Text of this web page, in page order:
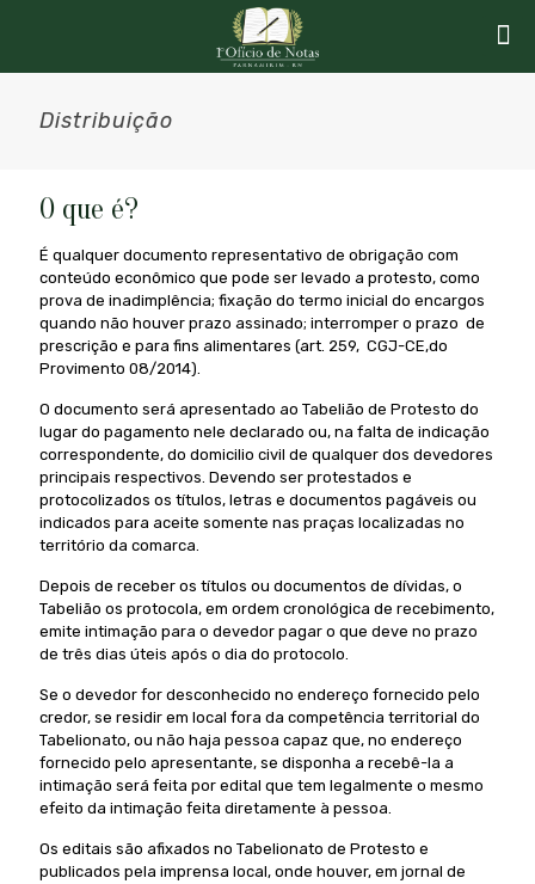
Distribuição
O que é?
É qualquer documento representativo de obrigação com
conteúdo econômico que pode ser levado a protesto, como
prova de inadimplência; fixação do termo inicial do encargos
quando não houver prazo assinado; interromper o prazo de
prescrição e para fins alimentares (art. 259, CGJ-CE,do
Provimento 08/2014).
O documento será apresentado ao Tabelião de Protesto do
lugar do pagamento nele declarado ou, na falta de indicação
correspondente, do domicilio civil de qualquer dos devedores
principais respectivos. Devendo ser protestados e
protocolizados os títulos, letras e documentos pagáveis ou
indicados para aceite somente nas praças localizadas no
território da comarca.
Depois de receber os títulos ou documentos de dívidas, o
Tabelião os protocola, em ordem cronológica de recebimento,
emite intimação para o devedor pagar o que deve no prazo
de três dias úteis após o dia do protocolo.
Se o devedor for desconhecido no endereço fornecido pelo
credor, se residir em local fora da competência territorial do
Tabelionato, ou não haja pessoa capaz que, no endereço
fornecido pelo apresentante, se disponha a recebê-la a
intimação será feita por edital que tem legalmente o mesmo
efeito da intimação feita diretamente à pessoa.
Os editais são afixados no Tabelionato de Protesto e
publicados pela imprensa local, onde houver, em jornal de